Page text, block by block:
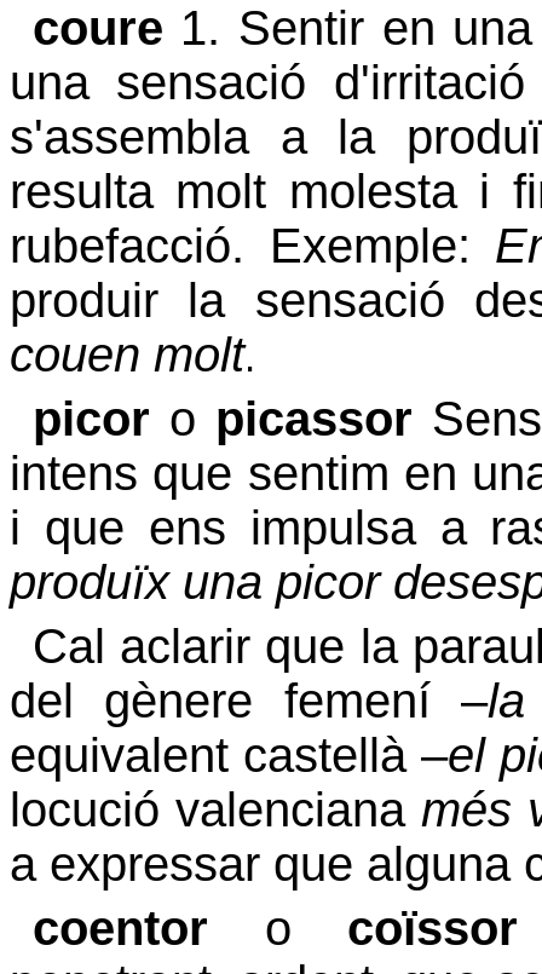
coure 1. Sentir en
una sensació
s'assembla a la
resulta molt molesta i
rubefacció. Exemple:
produir la sensació
couen molt.
picor o picassor
intens que sentim en
i que ens impulsa a
produïx una picor
Cal aclarir que la
del gènere femení –la
equivalent castellà –el
locució valenciana més
a expressar que alguna
coentor o